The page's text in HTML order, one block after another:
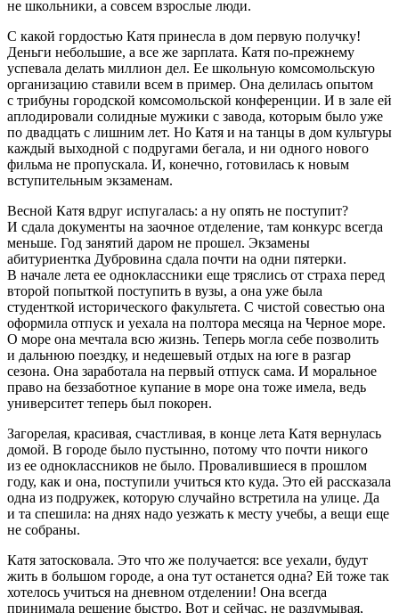
не школьники, а совсем взрослые люди.
С какой гордостью Катя принесла в дом первую получку!
Деньги небольшие, а все же зарплата. Катя по-прежнему
успевала делать миллион дел. Ее школьную комсомольскую
организацию ставили всем в пример. Она делилась опытом
с трибуны городской комсомольской конференции. И в зале ей
аплодировали солидные мужики с завода, которым было уже
по двадцать с лишним лет. Но Катя и на танцы в дом культуры
каждый выходной с подругами бегала, и ни одного нового
фильма не пропускала. И, конечно, готовилась к новым
вступительным экзаменам.
Весной Катя вдруг испугалась: а ну опять не поступит?
И сдала документы на заочное отделение, там конкурс всегда
меньше. Год занятий даром не прошел. Экзамены
абитуриентка Дубровина сдала почти на одни пятерки.
В начале лета ее одноклассники еще тряслись от страха перед
второй попыткой поступить в вузы, а она уже была
студенткой исторического факультета. С чистой совестью она
оформила отпуск и уехала на полтора месяца на Черное море.
О море она мечтала всю жизнь. Теперь могла себе позволить
и дальнюю поездку, и недешевый отдых на юге в разгар
сезона. Она заработала на первый отпуск сама. И моральное
право на беззаботное купание в море она тоже имела, ведь
университет теперь был покорен.
Загорелая, красивая, счастливая, в конце лета Катя вернулась
домой. В городе было пустынно, потому что почти никого
из ее одноклассников не было. Провалившиеся в прошлом
году, как и она, поступили учиться кто куда. Это ей рассказала
одна из подружек, которую случайно встретила на улице. Да
и та спешила: на днях надо уезжать к месту учебы, а вещи еще
не собраны.
Катя затосковала. Это что же получается: все уехали, будут
жить в большом городе, а она тут останется одна? Ей тоже так
хотелось учиться на дневном отделении! Она всегда
принимала решение быстро. Вот и сейчас, не раздумывая,